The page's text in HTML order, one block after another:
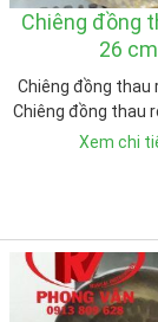
Chiêng đồng
26 cm
Chiêng đồng thau
Chiêng đồng thau
Xem chi